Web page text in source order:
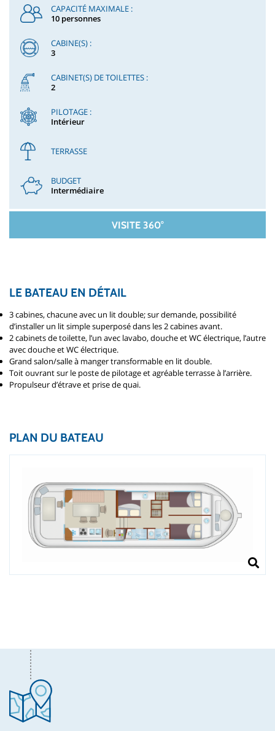
CAPACITÉ MAXIMALE :
10 personnes
CABINE(S) :
3
CABINET(S) DE TOILETTES :
2
PILOTAGE :
Intérieur
TERRASSE
BUDGET
Intermédiaire
VISITE 360°
LE BATEAU EN DÉTAIL
3 cabines, chacune avec un lit double; sur demande, possibilité
d’installer un lit simple superposé dans les 2 cabines avant.
2 cabinets de toilette, l’un avec lavabo, douche et WC électrique, l’autre
avec douche et WC électrique.
Grand salon/salle à manger transformable en lit double.
Toit ouvrant sur le poste de pilotage et agréable terrasse à l’arrière.
Propulseur d’étrave et prise de quai.
PLAN DU BATEAU